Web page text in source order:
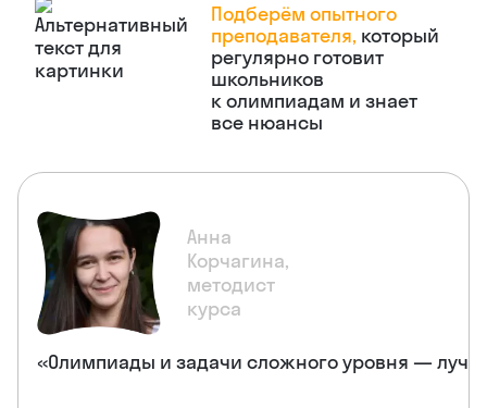
Подберём опытного
преподавателя, который
регулярно готовит
школьников
к олимпиадам и знает
все нюансы
Анна
Корчагина,
методист
курса
«Олимпиады и задачи сложного уровня —